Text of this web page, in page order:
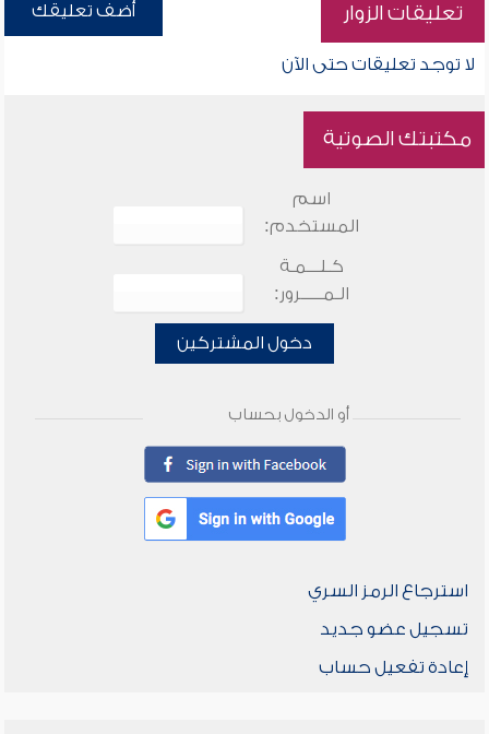
تعليقات الزوار أضف تعليقك
لا توجد تعليقات حتى الآن
مكتبتك الصوتية
اسم
المستخدم:
كـلـــمـة
الـمـــــرور:
دخول المشتركين
أو الدخول بحساب
استرجاع الرمز السري
تسجيل عضو جديد
إعادة تفعيل حساب